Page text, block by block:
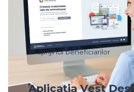
În sprijinul beneficiarilor
Aplicația Vest